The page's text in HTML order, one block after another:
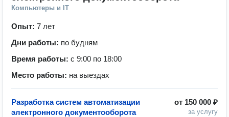
Компьютеры и IT
Опыт: 7 лет
Дни работы: по будням
Время работы: с 9:00 по 18:00
Место работы: на выездах
от 150 000 ₽
за услугу
Разработка систем автоматизации
электронного документооборота